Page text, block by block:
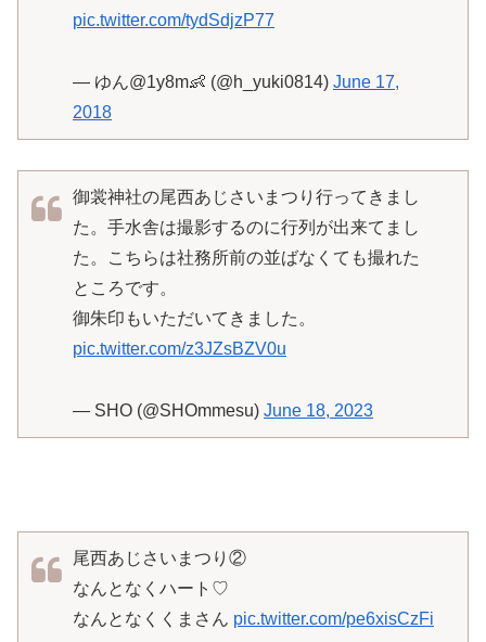
pic.twitter.com/tydSdjzP77
— ゆん@1y8m👶 (@h_yuki0814) June 17,
2018
御裳神社の尾西あじさいまつり行ってきまし
た。手水舎は撮影するのに行列が出来てまし
た。こちらは社務所前の並ばなくても撮れた
ところです。
御朱印もいただいてきました。
pic.twitter.com/z3JZsBZV0u
— SHO (@SHOmmesu) June 18, 2023
尾西あじさいまつり②
なんとなくハート♡
なんとなくくまさん pic.twitter.com/pe6xisCzFi